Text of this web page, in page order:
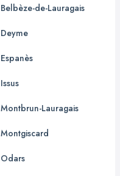
Belbèze-de-Lauragais
Deyme
Espanès
Issus
Montbrun-Lauragais
Montgiscard
Odars